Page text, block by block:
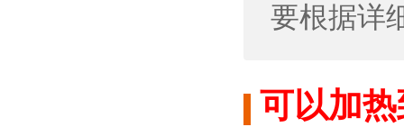
要根据详
可以加